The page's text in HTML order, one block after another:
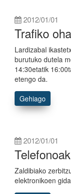
2012/01/01
Trafiko
Lardizabal
burutuko dutela
14:30etatik
etengo da.
Gehiago
2012/01/01
Zaldibiako
elektronikoen